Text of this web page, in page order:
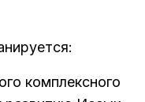
комплексного